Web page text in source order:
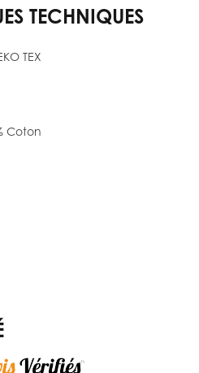
TECHNIQUES
TEX
Coton